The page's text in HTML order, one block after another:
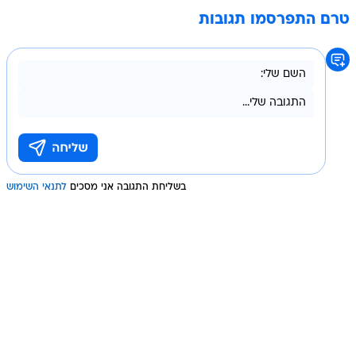
טרם התפרסמו תגובות
בשליחת התגובה אני מסכים לתנאי השימוש